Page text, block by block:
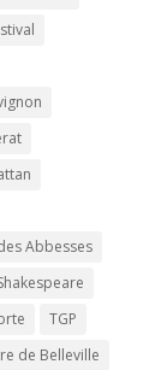
Abbesses
TGP
de Belleville